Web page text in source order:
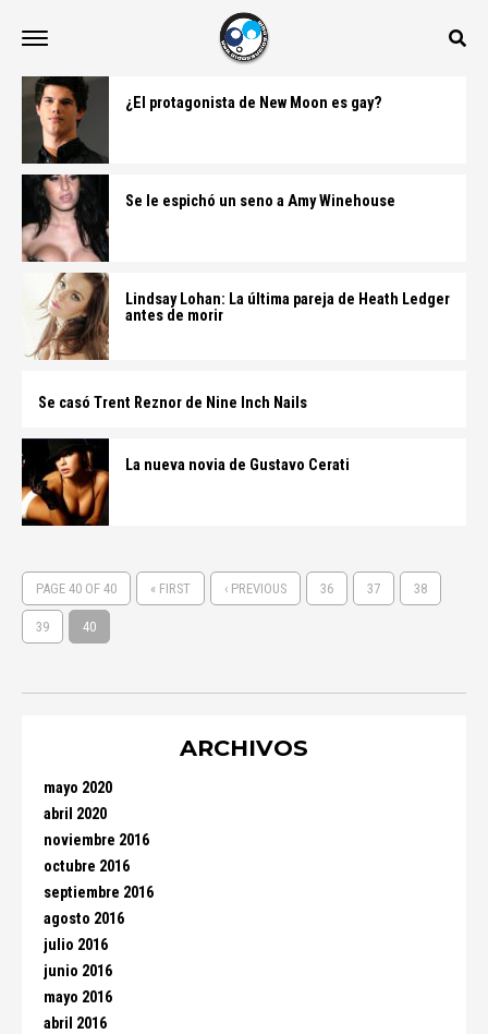
¿El protagonista de New Moon es gay?
Se le espichó un seno a Amy Winehouse
Lindsay Lohan: La última pareja de Heath Ledger
antes de morir
Se casó Trent Reznor de Nine Inch Nails
La nueva novia de Gustavo Cerati
PAGE 40 OF 40 « FIRST ‹ PREVIOUS 36 37 38
39 40
ARCHIVOS
mayo 2020
abril 2020
noviembre 2016
octubre 2016
septiembre 2016
agosto 2016
julio 2016
junio 2016
mayo 2016
abril 2016